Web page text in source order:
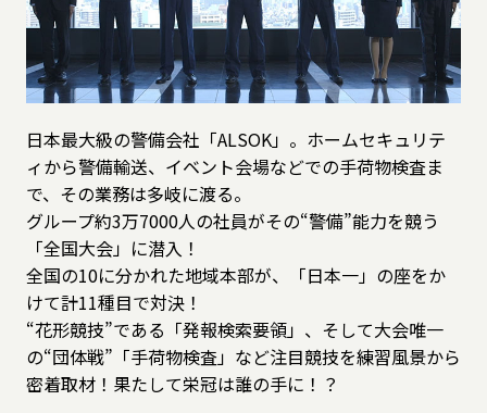
日本最大級の警備会社「ALSOK」。ホームセキュリテ
ィから警備輸送、イベント会場などでの手荷物検査ま
で、その業務は多岐に渡る。
グループ約3万7000人の社員がその“警備”能力を競う
「全国大会」に潜入！
全国の10に分かれた地域本部が、「日本一」の座をか
けて計11種目で対決！
“花形競技”である「発報検索要領」、そして大会唯一
の“団体戦”「手荷物検査」など注目競技を練習風景から
密着取材！果たして栄冠は誰の手に！？